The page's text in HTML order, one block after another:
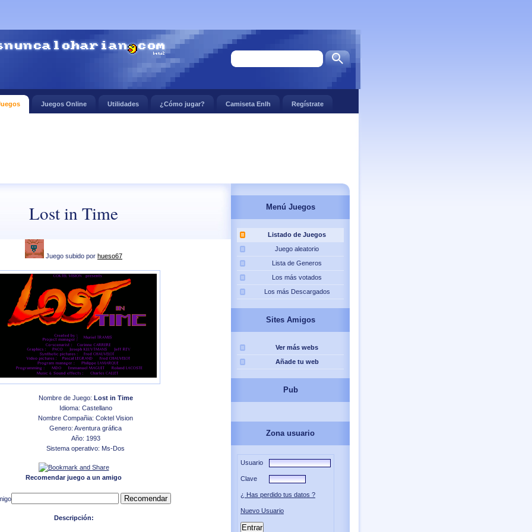
Juegos Online Utilidades ¿Cómo jugar? Camiseta Enlh Regístrate
Lost in Time
Juego subido por hueso67
Nombre de Juego: Lost in Time
Idioma: Castellano
Nombre Compañia: Coktel Vision
Genero: Aventura gráfica
Año: 1993
Sistema operativo: Ms-Dos
Recomendar juego a un amigo
Descripción:
Menú Juegos
Listado de Juegos
Juego aleatorio
Lista de Generos
Los más votados
Los más Descargados
Sites Amigos
Ver más webs
Añade tu web
Pub
Zona usuario
Usuario
Clave
¿ Has perdido tus datos ?
Nuevo Usuario